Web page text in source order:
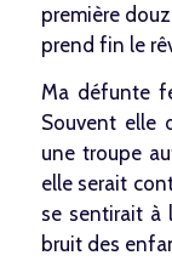
première
prend fin le
Ma défunte
Souvent elle
une troupe
elle serait
se sentirait à
bruit des